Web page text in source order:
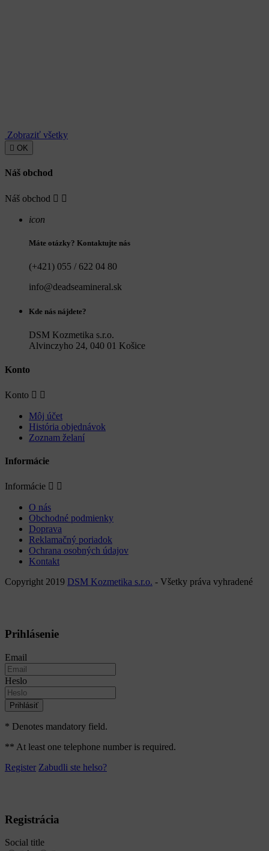
Zobraziť všetky
 OK
Náš obchod
Náš obchod  
icon
Máte otázky? Kontaktujte nás
(+421) 055 / 622 04 80
info@deadseamineral.sk
Kde nás nájdete?
DSM Kozmetika s.r.o.
Alvinczyho 24, 040 01 Košice
Konto
Konto  
Môj účet
História objednávok
Zoznam želaní
Informácie
Informácie  
O nás
Obchodné podmienky
Doprava
Reklamačný poriadok
Ochrana osobných údajov
Kontakt
Copyright 2019 DSM Kozmetika s.r.o. - Všetky práva vyhradené
Prihlásenie
Email
Heslo
Prihlásiť
* Denotes mandatory field.
** At least one telephone number is required.
Register Zabudli ste helso?
Registrácia
Social title